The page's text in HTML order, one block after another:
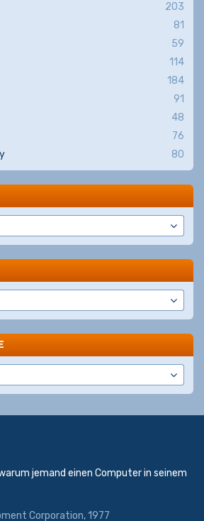
203
81
59
114
184
91
48
76
80
jemand einen Computer in seinem
Corporation, 1977